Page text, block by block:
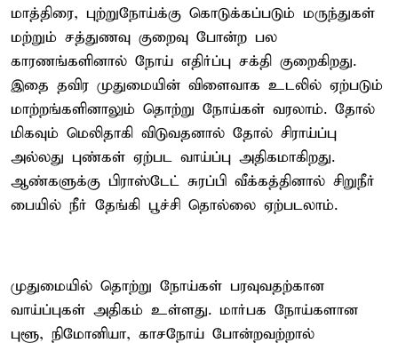
மாத்திரை, புற்றுநோய்க்கு கொடுக்கப்படும் மருந்துகள்
மற்றும் சத்துணவு குறைவு போன்ற பல
காரணங்களினால் நோய் எதிர்ப்பு சக்தி குறைகிறது.
இதை தவிர முதுமையின் விளைவாக உடலில் ஏற்படும்
மாற்றங்களினாலும் தொற்று நோய்கள் வரலாம். தோல்
மிகவும் மெலிதாகி விடுவதனால் தோல் சிராய்ப்பு
அல்லது புண்கள் ஏற்பட வாய்ப்பு அதிகமாகிறது.
ஆண்களுக்கு பிராஸ்டேட் சுரப்பி வீக்கத்தினால் சிறுநீர்
பையில் நீர் தேங்கி பூச்சி தொல்லை ஏற்படலாம்.
முதுமையில் தொற்று நோய்கள் பரவுவதற்கான
வாய்ப்புகள் அதிகம் உள்ளது. மார்பக நோய்களான
புளூ, நிமோனியா, காசநோய் போன்றவற்றால்